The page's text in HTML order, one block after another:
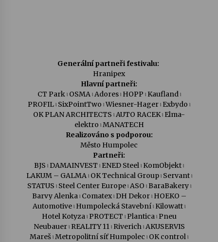
Generální partneři festivalu:
Hranipex
Hlavní partneři:
CT Park ৷ OSMA ৷ Adores ৷ HOPP ৷ Kaufland ৷
PROFIL ৷ SixPointTwo ৷ Wiesner-Hager ৷ Exbydo ৷
OK PLAN ARCHITECTS ৷ AUTO RACEK ৷ Elma-
elektro ৷ MANATECH
Realizováno s podporou:
Město Humpolec
Partneři:
BJS ৷ DAMAINVEST ৷ ENED Steel ৷ KomObjekt ৷
LAKUM – GALMA ৷ OK Technical Group ৷ Servant ৷
STATUS ৷ Steel Center Europe ৷ ASO ৷ BaraBakery ৷
Barvy Alenka ৷ Comatex ৷ DH Dekor ৷ HOEKO –
Automotive ৷ Humpolecká Stavební ৷ Kilowatt ৷
Hotel Kotyza ৷ PROTECT ৷ Plantica ৷ Pneu
Neubauer ৷ REALITY 11 ৷ Riverich ৷ AKUSERVIS
Mareš ৷ Metropolitní síť Humpolec ৷ OK control ৷